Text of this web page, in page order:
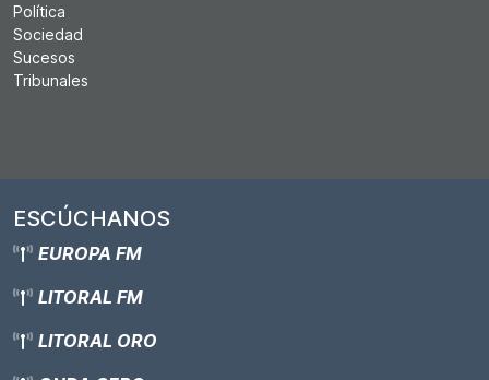
Política
Sociedad
Sucesos
Tribunales
ESCÚCHANOS
EUROPA FM
LITORAL FM
LITORAL ORO